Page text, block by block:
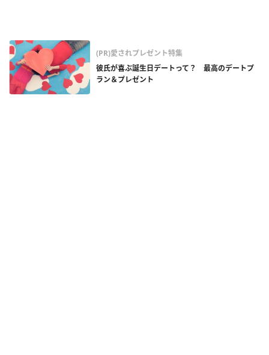
(PR)愛されプレゼント特集
彼氏が喜ぶ誕生日デートって？ 最高のデートプ
ラン＆プレゼント